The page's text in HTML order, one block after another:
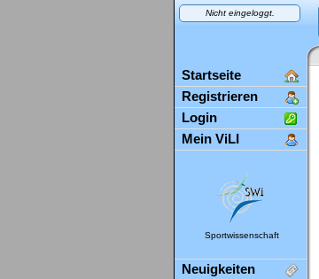
Nicht eingeloggt.
Startseite
Registrieren
Login
Mein ViLI
Sportwissenschaft
Neuigkeiten